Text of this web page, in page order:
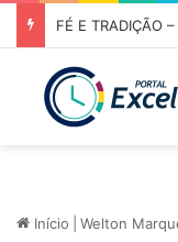
Início Welton